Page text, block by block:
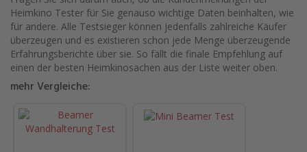
Heimkino Tester für Sie genauso wichtige Daten beinhalten, wie
für andere. Alle Testsieger können jedenfalls zahlreiche Käufer
überzeugen und es existieren schon jede Menge überzeugende
Erfahrungsberichte über sie. So fällt die finale Empfehlung auf
einen der besten Heimkinosachen aus der Liste weiter oben.
mehr Vergleiche: